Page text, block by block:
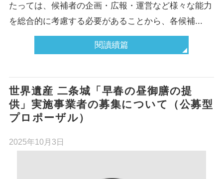
たっては、候補者の企画・広報・運営など様々な能力
を総合的に考慮する必要があることから、各候補...
閱讀續篇
世界遺産 二条城「早春の昼御膳の提
供」実施事業者の募集について（公募型
プロポーザル）
2025年10月3日